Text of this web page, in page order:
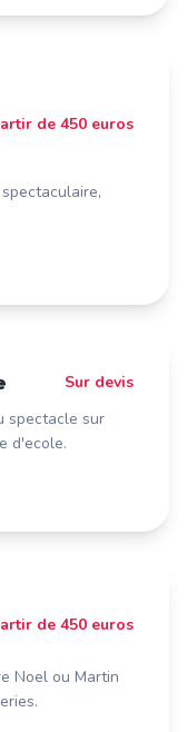
de 450 euros
Sur devis
spectacle sur
d'ecole.
de 450 euros
Noel ou Martin